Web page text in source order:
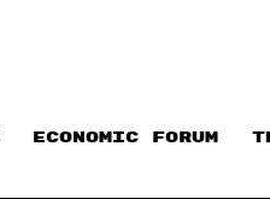
ECONOMIC FORUM